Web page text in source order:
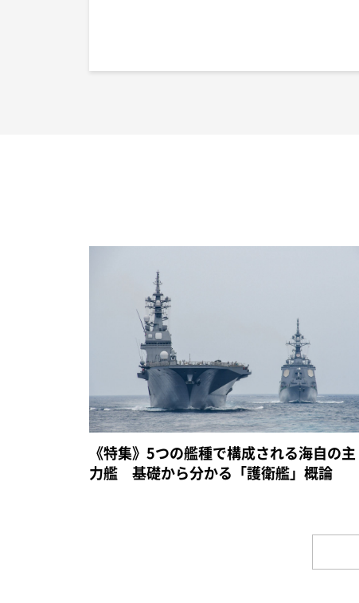
《特集》5つの艦種で構成される海自の主
力艦 基礎から分かる「護衛艦」概論